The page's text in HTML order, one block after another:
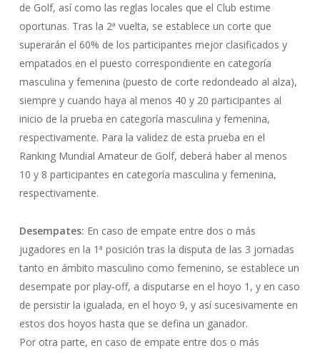
de Golf, así como las reglas locales que el Club estime
oportunas. Tras la 2ª vuelta, se establece un corte que
superarán el 60% de los participantes mejor clasificados y
empatados en el puesto correspondiente en categoría
masculina y femenina (puesto de corte redondeado al alza),
siempre y cuando haya al menos 40 y 20 participantes al
inicio de la prueba en categoría masculina y femenina,
respectivamente. Para la validez de esta prueba en el
Ranking Mundial Amateur de Golf, deberá haber al menos
10 y 8 participantes en categoría masculina y femenina,
respectivamente.
Desempates: En caso de empate entre dos o más
jugadores en la 1ª posición tras la disputa de las 3 jornadas
tanto en ámbito masculino como femenino, se establece un
desempate por play-off, a disputarse en el hoyo 1, y en caso
de persistir la igualada, en el hoyo 9, y así sucesivamente en
estos dos hoyos hasta que se defina un ganador.
Por otra parte, en caso de empate entre dos o más